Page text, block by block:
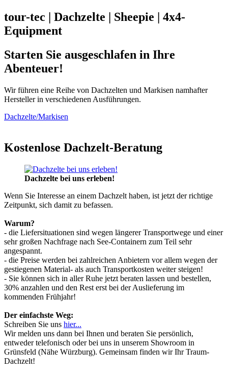
tour-tec | Dachzelte | Sheepie | 4x4-
Equipment
Starten Sie ausgeschlafen in Ihre
Abenteuer!
Wir führen eine Reihe von Dachzelten und Markisen namhafter
Hersteller in verschiedenen Ausführungen.
Dachzelte/Markisen
Kostenlose Dachzelt-Beratung
Dachzelte bei uns erleben!
Wenn Sie Interesse an einem Dachzelt haben, ist jetzt der richtige
Zeitpunkt, sich damit zu befassen.
Warum?
- die Liefersituationen sind wegen längerer Transportwege und einer
sehr großen Nachfrage nach See-Containern zum Teil sehr
angespannt.
- die Preise werden bei zahlreichen Anbietern vor allem wegen der
gestiegenen Material- als auch Transportkosten weiter steigen!
- Sie können sich in aller Ruhe jetzt beraten lassen und bestellen,
30% anzahlen und den Rest erst bei der Auslieferung im
kommenden Frühjahr!
Der einfachste Weg:
Schreiben Sie uns hier...
Wir melden uns dann bei Ihnen und beraten Sie persönlich,
entweder telefonisch oder bei uns in unserem Showroom in
Grünsfeld (Nähe Würzburg). Gemeinsam finden wir Ihr Traum-
Dachzelt!